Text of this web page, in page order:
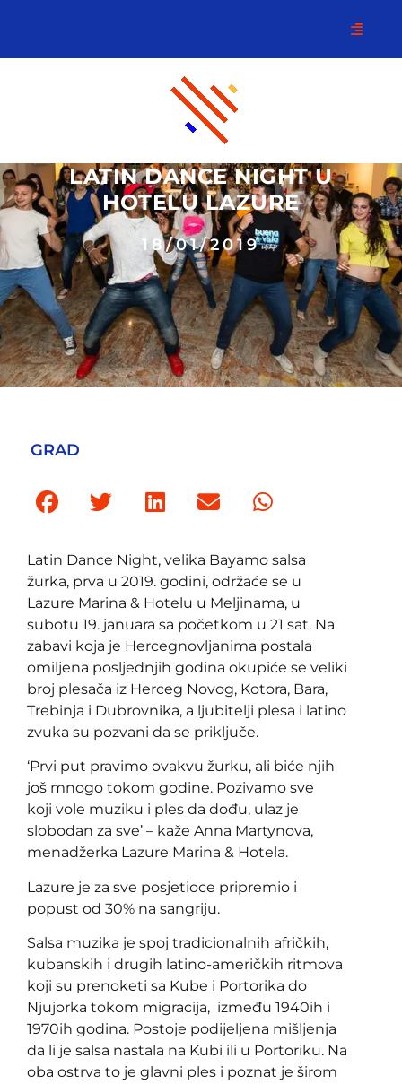
LATIN DANCE NIGHT U
HOTELU LAZURE
18/01/2019
GRAD
Latin Dance Night, velika Bayamo salsa
žurka, prva u 2019. godini, održaće se u
Lazure Marina & Hotelu u Meljinama, u
subotu 19. januara sa početkom u 21 sat. Na
zabavi koja je Hercegnovljanima postala
omiljena posljednjih godina okupiće se veliki
broj plesača iz Herceg Novog, Kotora, Bara,
Trebinja i Dubrovnika, a ljubitelji plesa i latino
zvuka su pozvani da se priključe.
‘Prvi put pravimo ovakvu žurku, ali biće njih
još mnogo tokom godine. Pozivamo sve
koji vole muziku i ples da dođu, ulaz je
slobodan za sve’ – kaže Anna Martynova,
menadžerka Lazure Marina & Hotela.
Lazure je za sve posjetioce pripremio i
popust od 30% na sangriju.
Salsa muzika je spoj tradicionalnih afričkih,
kubanskih i drugih latino-američkih ritmova
koji su prenoketi sa Kube i Portorika do
Njujorka tokom migracija, između 1940ih i
1970ih godina. Postoje podijeljena mišljenja
da li je salsa nastala na Kubi ili u Portoriku. Na
oba ostrva to je glavni ples i poznat je širom